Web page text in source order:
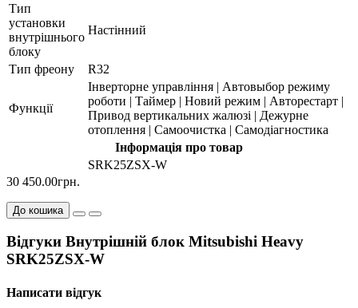
Тип
установки
внутрішнього
блоку
Настінний
Тип фреону R32
Функції
Інверторне управління | Автовыбор режиму
роботи | Таймер | Новий режим | Авторестарт |
Привод вертикальних жалюзі | Дежурне
отоплення | Самоочистка | Самодіагностика
Інформація про товар
SRK25ZSX-W
30 450.00грн.
До кошика
Відгуки Внутрішній блок Mitsubishi Heavy
SRK25ZSX-W
Написати відгук